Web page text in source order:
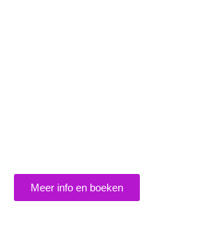
Meer info en boeken